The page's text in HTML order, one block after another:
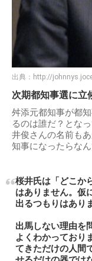
出典： http://
次期都知事選に立
舛添元都知事が都
るのは誰だ？とな
井俊さんの名前も
知事になったらな
桜井氏は「どこか
はありません。仮
出るつもりはあり
出馬しない理由を
よくわかっており
てきただけの人間